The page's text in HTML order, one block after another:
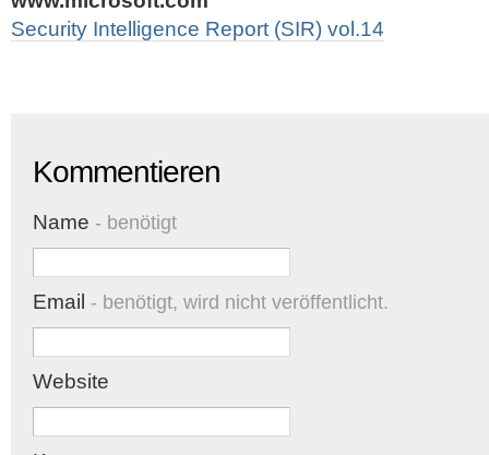
Security Intelligence Report (SIR) vol.14
Kommentieren
Name - benötigt
Email - benötigt, wird nicht veröffentlicht.
Website